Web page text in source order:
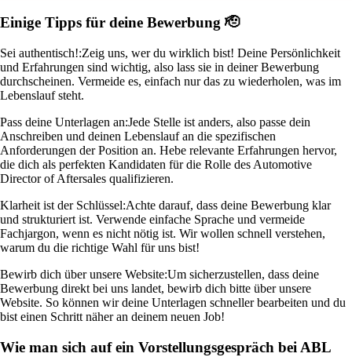
Einige Tipps für deine Bewerbung 🫡
Sei authentisch!:Zeig uns, wer du wirklich bist! Deine Persönlichkeit
und Erfahrungen sind wichtig, also lass sie in deiner Bewerbung
durchscheinen. Vermeide es, einfach nur das zu wiederholen, was im
Lebenslauf steht.
Pass deine Unterlagen an:Jede Stelle ist anders, also passe dein
Anschreiben und deinen Lebenslauf an die spezifischen
Anforderungen der Position an. Hebe relevante Erfahrungen hervor,
die dich als perfekten Kandidaten für die Rolle des Automotive
Director of Aftersales qualifizieren.
Klarheit ist der Schlüssel:Achte darauf, dass deine Bewerbung klar
und strukturiert ist. Verwende einfache Sprache und vermeide
Fachjargon, wenn es nicht nötig ist. Wir wollen schnell verstehen,
warum du die richtige Wahl für uns bist!
Bewirb dich über unsere Website:Um sicherzustellen, dass deine
Bewerbung direkt bei uns landet, bewirb dich bitte über unsere
Website. So können wir deine Unterlagen schneller bearbeiten und du
bist einen Schritt näher an deinem neuen Job!
Wie man sich auf ein Vorstellungsgespräch bei ABL